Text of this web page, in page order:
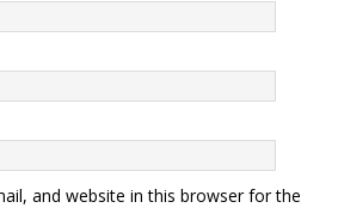
and website in this browser for the